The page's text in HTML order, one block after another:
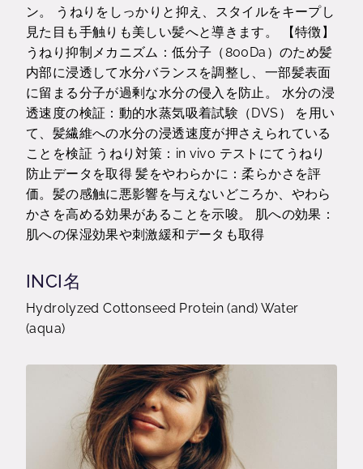
ン。 うねりをしっかりと抑え、スタイルをキープし
見た目も手触りも美しい髪へと導きます。 【特徴】
うねり抑制メカニズム：低分子（800Da）のため髪
内部に浸透して水分バランスを調整し、一部髪表面
に留まる分子が過剰な水分の侵入を防止。 水分の浸
透速度の検証：動的水蒸気吸着試験（DVS） を用い
て、髪繊維への水分の浸透速度が押さえられている
ことを検証 うねり対策：in vivo テストにてうねり
防止データを取得 髪をやわらかに：柔らかさを評
価。髪の感触に悪影響を与えないどころか、やわら
かさを高める効果があることを示唆。 肌への効果：
肌への保湿効果や刺激緩和データも取得
INCI名
Hydrolyzed Cottonseed Protein (and) Water
(aqua)